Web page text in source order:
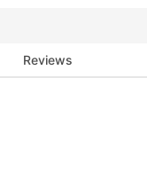
Reviews